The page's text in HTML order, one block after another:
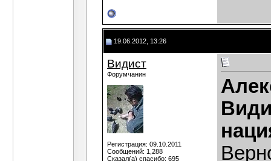
19.06.2012, 13:26
Видист
Форумчанин
Регистрация: 09.10.2011
Сообщений: 1,288
Сказал(а) спасибо: 695